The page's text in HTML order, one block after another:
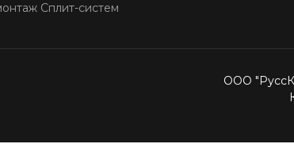
Сплит-систем
ООО